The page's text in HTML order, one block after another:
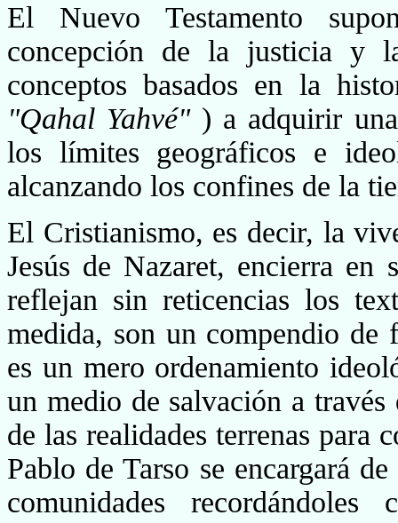
El Nuevo Testamento
concepción de la justicia y
conceptos basados en la
"Qahal Yahvé" ) a adquirir
los límites geográ­ficos e
alcanzando los confines de la
El Cristianismo, es decir, la
Jesús de Nazaret, encierra
reflejan sin reticencias los
medida, son un compendio
es un mero ordenamiento
un medio de salvación a
de las realidades terrenas para
Pablo de Tarso se encargará
comunidades recordándoles